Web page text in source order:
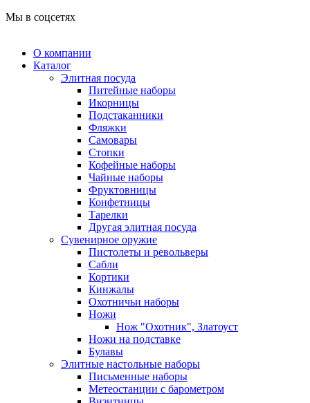
Мы в соцсетях
О компании
Каталог
Элитная посуда
Питейные наборы
Икорницы
Подстаканники
Фляжки
Самовары
Стопки
Кофейные наборы
Чайные наборы
Фруктовницы
Конфетницы
Тарелки
Другая элитная посуда
Сувенирное оружие
Пистолеты и револьверы
Сабли
Кортики
Кинжалы
Охотничьи наборы
Ножи
Нож "Охотник", Златоуст
Ножи на подставке
Булавы
Элитные настольные наборы
Письменные наборы
Метеостанции с барометром